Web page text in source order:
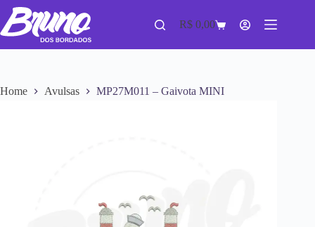
R$ 0,00
Home Avulsas MP27M011 – Gaivota MINI